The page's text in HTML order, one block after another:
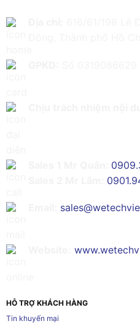
HỖ TRỢ KHÁCH HÀNG
Tin khuyến mại